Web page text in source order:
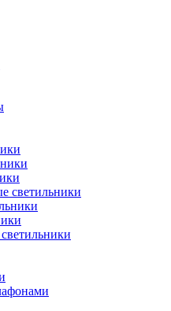
светильники